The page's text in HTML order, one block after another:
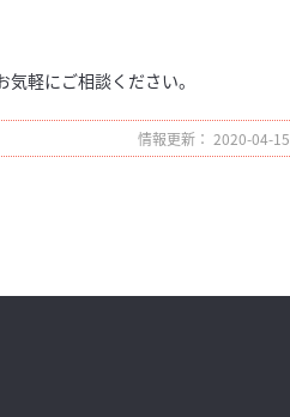
軽にご相談ください。
情報更新： 2020-04-15